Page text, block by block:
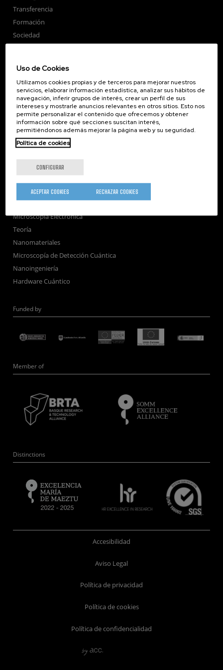
Transferencia
Formación
Sociedad
Seminarios
Únete
Sala de prensa
Perfil del contratante
Corporate Compliance
Nanoóptica
Autoensamblado
Nanobiosistemas
Microscopía Electrónica
Teoría
Nanomateriales
Microscopía de Detección Cuántica
Nanoingeniería
Hardware Cuántico
Funded by
Member of
Distinctions
Accesibilidad
Aviso Legal
Política de privacidad
Política de cookies
Política de confidencialidad
Uso de Cookies
Utilizamos cookies propias y de terceros para mejorar nuestros
servicios, elaborar información estadística, analizar sus hábitos de
navegación, inferir grupos de interés, crear un perfil de sus
intereses y mostrarle anuncios relevantes en otros sitios. Esto nos
permite personalizar el contenido que ofrecemos y obtener
información sobre qué secciones suscitan interés,
permitiéndonos además mejorar la página web y su seguridad.
Política de cookies
CONFIGURAR
RECHAZAR COOKIES
ACEPTAR COOKIES